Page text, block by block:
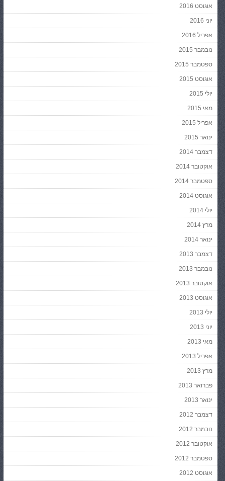
אוגוסט 2016
יוני 2016
אפריל 2016
נובמבר 2015
ספטמבר 2015
אוגוסט 2015
יולי 2015
מאי 2015
אפריל 2015
ינואר 2015
דצמבר 2014
אוקטובר 2014
ספטמבר 2014
אוגוסט 2014
יולי 2014
מרץ 2014
ינואר 2014
דצמבר 2013
נובמבר 2013
אוקטובר 2013
אוגוסט 2013
יולי 2013
יוני 2013
מאי 2013
אפריל 2013
מרץ 2013
פברואר 2013
ינואר 2013
דצמבר 2012
נובמבר 2012
אוקטובר 2012
ספטמבר 2012
אוגוסט 2012